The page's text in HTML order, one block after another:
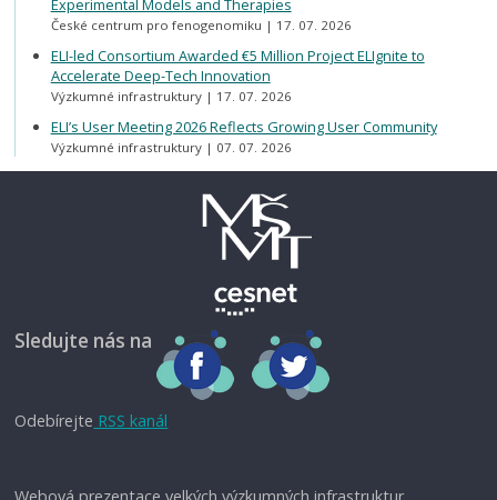
Experimental Models and Therapies
České centrum pro fenogenomiku 17. 07. 2026
ELI-led Consortium Awarded €5 Million Project ELIgnite to
Accelerate Deep-Tech Innovation
Výzkumné infrastruktury 17. 07. 2026
ELI’s User Meeting 2026 Reflects Growing User Community
Výzkumné infrastruktury 07. 07. 2026
Sledujte nás na
Odebírejte RSS kanál